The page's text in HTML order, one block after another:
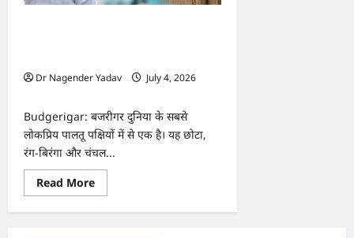
Dr Nagender Yadav
July 4, 2026
Budgerigar: बजरीगर दुनिया के सबसे
लोकप्रिय पालतू पक्षियों में से एक है। यह छोटा,
रंग-बिरंगा और चंचल...
Read MoreRead
more
Budgerigar: